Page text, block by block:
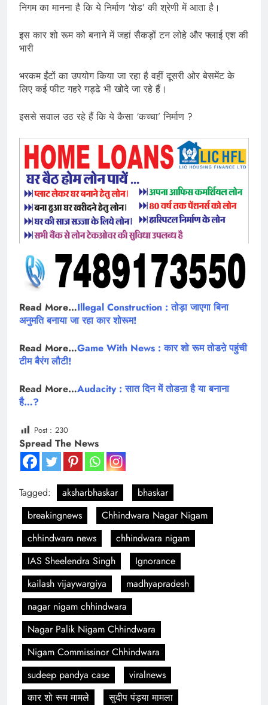
निगम का मानना है कि ये निर्माण ‘शेड’ की श्रेणी में आता है।
इस कार शो रूम को बनाने में जहां सैकड़ों टन लोहे और फ्लाई एश की
भारी
भरकम ईंटों का उपयोग किया जा रहा है वहीं दूसरी ओर बेसमेंट के
लिए कई फीट गहरे गड्ढे भी खोदे जा रहे हैं।
इससे सवाल उठ रहे हैं कि ये कैसा ‘कच्चा’ निर्माण ?
Read More…Illegal Construction : तोड़ा जाएगा बिना
अनुमति बनाया जा रहा कार शोरूम!
Read More…Game With News : कार शो रूम तोडऩे पहुंची
टीम बैरंग लौटी!
Read More…Audacity : सात दिन में तोडऩा है या बनाना
है…?
Post : 230
Spread The News
Tagged: aksharbhaskar
bhaskar
breakingnews
Chhindwara Nagar Nigam
chhindwara news
chhindwara nigam
IAS Sheelendra Singh
Ignorance
kailash vijaywargiya
madhyapradesh
nagar nigam chhindwara
Nagar Palik Nigam Chhindwara
Nigam Commissinor Chhindwara
sudeep pandya case
viralnews
कार शो रूम मामले
सुदीप पंड्या मामला